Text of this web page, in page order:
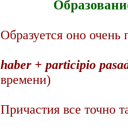
Образуется оно
haber + participio
времени)
Причастия все точно